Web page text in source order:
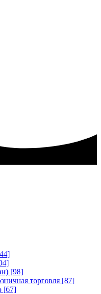
[98]
торговля [87]
[67]